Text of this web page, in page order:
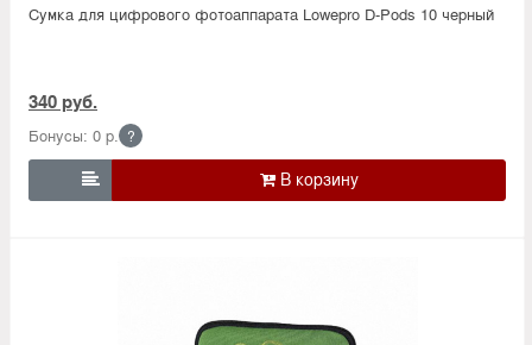
Сумка для цифрового фотоаппарата Lowepro D-Pods 10 черный
340 руб.
Бонусы: 0 р. ?
